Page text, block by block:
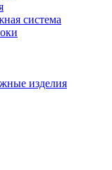
система
изделия